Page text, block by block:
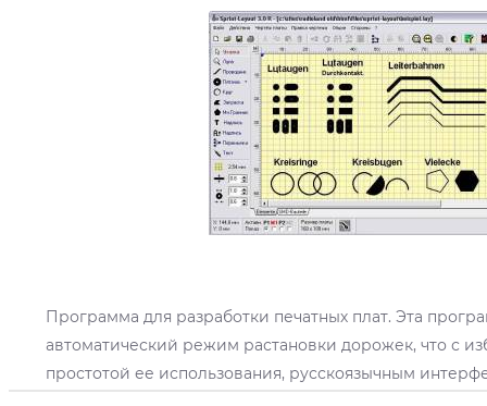
Программа для разработки печатных плат. Эта
автоматический режим растановки дорожек, что с
простотой ее использования, русскоязычным